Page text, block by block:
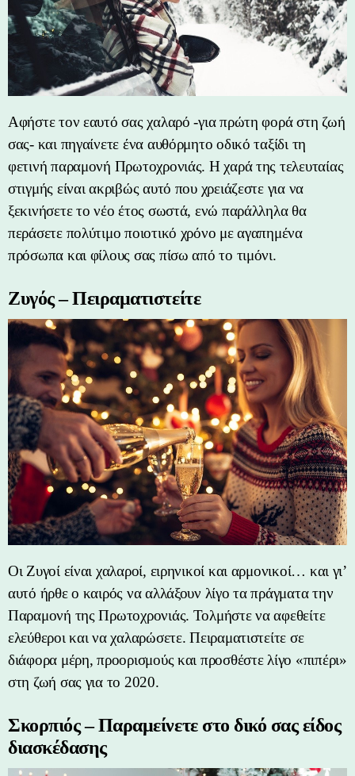
Αφήστε τον εαυτό σας χαλαρό -για πρώτη φορά στη ζωή
σας- και πηγαίνετε ένα αυθόρμητο οδικό ταξίδι τη
φετινή παραμονή Πρωτοχρονιάς. Η χαρά της τελευταίας
στιγμής είναι ακριβώς αυτό που χρειάζεστε για να
ξεκινήσετε το νέο έτος σωστά, ενώ παράλληλα θα
περάσετε πολύτιμο ποιοτικό χρόνο με αγαπημένα
πρόσωπα και φίλους σας πίσω από το τιμόνι.
Ζυγός – Πειραματιστείτε
Οι Ζυγοί είναι χαλαροί, ειρηνικοί και αρμονικοί… και γι’
αυτό ήρθε ο καιρός να αλλάξουν λίγο τα πράγματα την
Παραμονή της Πρωτοχρονιάς. Τολμήστε να αφεθείτε
ελεύθεροι και να χαλαρώσετε. Πειραματιστείτε σε
διάφορα μέρη, προορισμούς και προσθέστε λίγο «πιπέρι»
στη ζωή σας για το 2020.
Σκορπιός – Παραμείνετε στο δικό σας είδος
διασκέδασης